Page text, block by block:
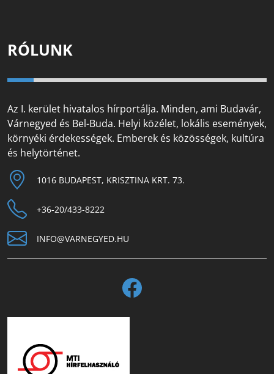
RÓLUNK
Az I. kerület hivatalos hírportálja. Minden, ami Budavár,
Várnegyed és Bel-Buda. Helyi közélet, lokális események,
környéki érdekességek. Emberek és közösségek, kultúra
és helytörténet.
1016 BUDAPEST, KRISZTINA KRT. 73.
+36-20/433-8222
INFO@VARNEGYED.HU